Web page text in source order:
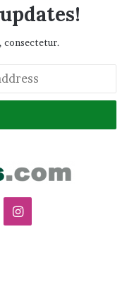
consectetur.
Instagram